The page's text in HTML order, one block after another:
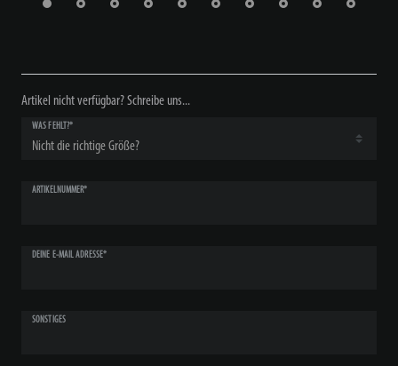
Artikel nicht verfügbar? Schreibe uns...
WAS FEHLT?*
ARTIKELNUMMER*
DEINE E-MAIL ADRESSE*
SONSTIGES